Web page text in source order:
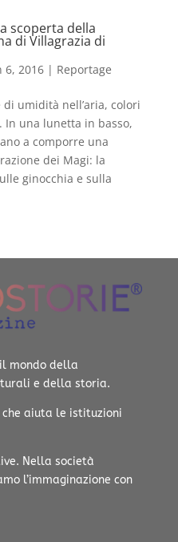
scoperta della
di Villagrazia di
6, 2016| Reportage
di umidità nell’aria, colori
una lunetta in basso,
a comporre una
dei Magi: la
ginocchia e sulla
mondo della
e della storia.
che aiuta le istituzioni
Nella società
l’immaginazione con